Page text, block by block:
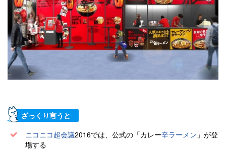
ざっくり言うと
ニコニコ超会議2016では、公式の「カレー辛ラーメン 」が登
場する